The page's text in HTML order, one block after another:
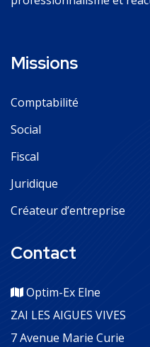
Missions
Comptabilité
Social
Fiscal
Juridique
Créateur d’entreprise
Contact
Optim-Ex Elne
ZAI LES AIGUES VIVES
7 Avenue Marie Curie